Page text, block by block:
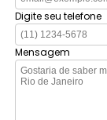
Digite seu telefone
Mensagem